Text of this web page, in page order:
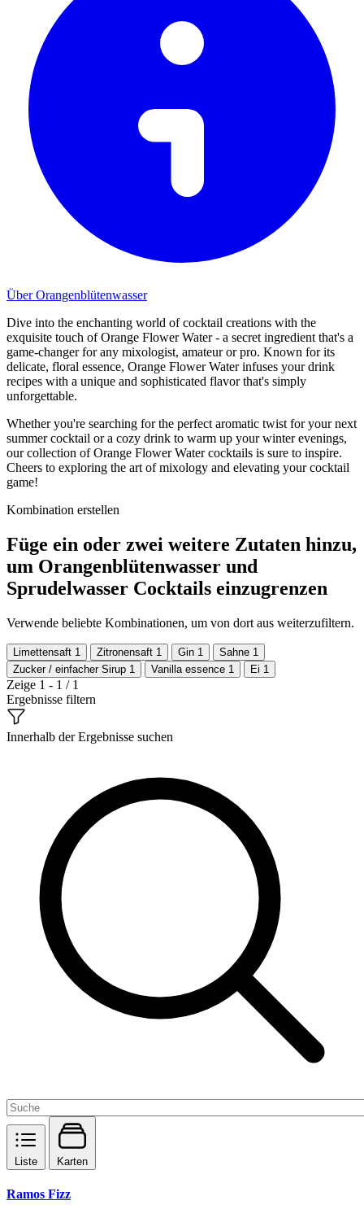
Über Orangenblütenwasser
Dive into the enchanting world of cocktail creations with the
exquisite touch of Orange Flower Water - a secret ingredient that's a
game-changer for any mixologist, amateur or pro. Known for its
delicate, floral essence, Orange Flower Water infuses your drink
recipes with a unique and sophisticated flavor that's simply
unforgettable.
Whether you're searching for the perfect aromatic twist for your next
summer cocktail or a cozy drink to warm up your winter evenings,
our collection of Orange Flower Water cocktails is sure to inspire.
Cheers to exploring the art of mixology and elevating your cocktail
game!
Kombination erstellen
Füge ein oder zwei weitere Zutaten hinzu,
um Orangenblütenwasser und
Sprudelwasser Cocktails einzugrenzen
Verwende beliebte Kombinationen, um von dort aus weiterzufiltern.
Limettensaft 1 Zitronensaft 1 Gin 1 Sahne 1
Zucker / einfacher Sirup 1 Vanilla essence 1 Ei 1
Zeige 1 - 1 / 1
Ergebnisse filtern
Innerhalb der Ergebnisse suchen
Liste Karten
Ramos Fizz